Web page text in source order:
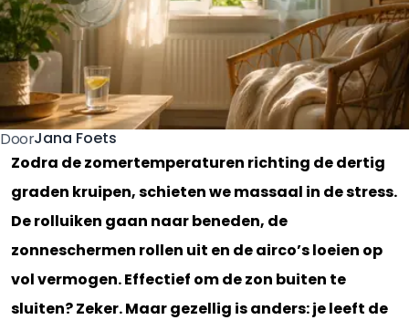
DoorJana Foets
Zodra de zomertemperaturen richting de dertig
graden kruipen, schieten we massaal in de stress.
De rolluiken gaan naar beneden, de
zonneschermen rollen uit en de airco’s loeien op
vol vermogen. Effectief om de zon buiten te
sluiten? Zeker. Maar gezellig is anders: je leeft de